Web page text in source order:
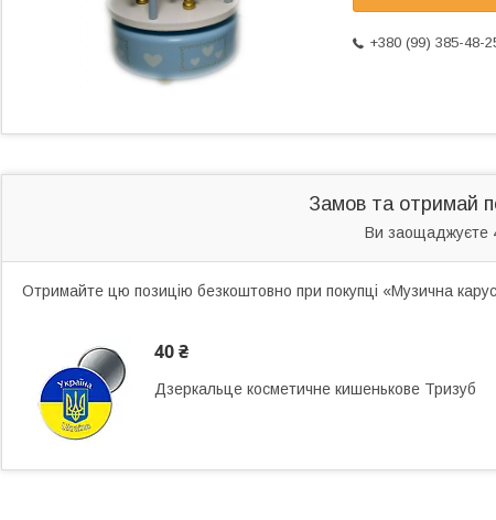
+380 (99) 385-48-
Замов та отримай
Ви заощаджуєте
Отримайте цю позицію безкоштовно при покупці «Музична
40 ₴
Дзеркальце косметичне кишенькове Тризуб